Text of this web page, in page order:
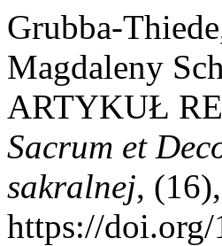
Grubba-
Magdaleny
ARTYKUŁ
Sacrum et
sakralnej,
https://doi.org/